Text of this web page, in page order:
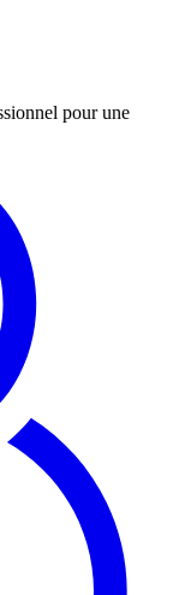
pour une